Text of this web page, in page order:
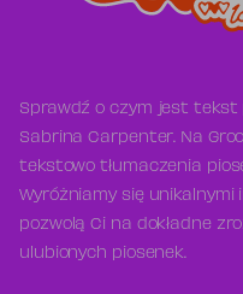
Sprawdź o czym jest tekst
Sabrina Carpenter. Na
tekstowo tłumaczenia
Wyróżniamy się
pozwolą Ci na dokładne
ulubionych piosenek.